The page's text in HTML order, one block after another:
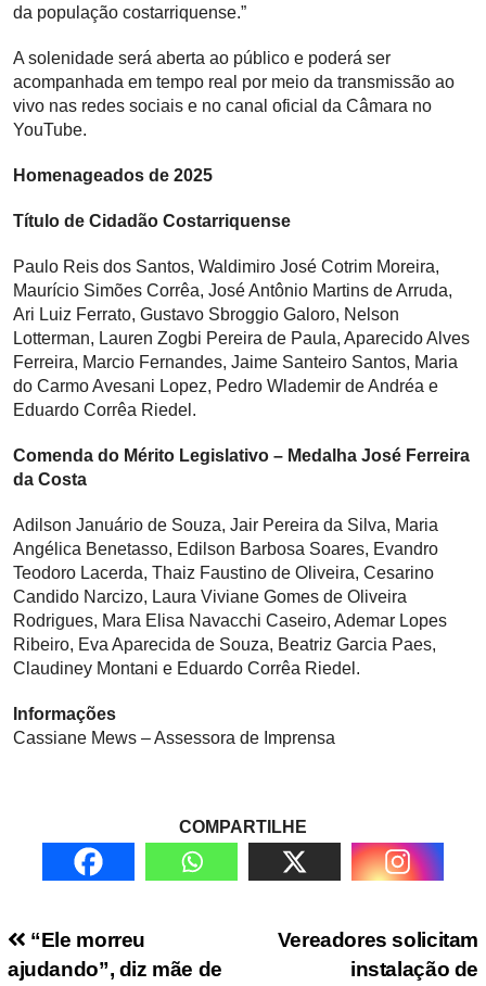
da população costarriquense.”
A solenidade será aberta ao público e poderá ser
acompanhada em tempo real por meio da transmissão ao
vivo nas redes sociais e no canal oficial da Câmara no
YouTube.
Homenageados de 2025
Título de Cidadão Costarriquense
Paulo Reis dos Santos, Waldimiro José Cotrim Moreira,
Maurício Simões Corrêa, José Antônio Martins de Arruda,
Ari Luiz Ferrato, Gustavo Sbroggio Galoro, Nelson
Lotterman, Lauren Zogbi Pereira de Paula, Aparecido Alves
Ferreira, Marcio Fernandes, Jaime Santeiro Santos, Maria
do Carmo Avesani Lopez, Pedro Wlademir de Andréa e
Eduardo Corrêa Riedel.
Comenda do Mérito Legislativo – Medalha José Ferreira
da Costa
Adilson Januário de Souza, Jair Pereira da Silva, Maria
Angélica Benetasso, Edilson Barbosa Soares, Evandro
Teodoro Lacerda, Thaiz Faustino de Oliveira, Cesarino
Candido Narcizo, Laura Viviane Gomes de Oliveira
Rodrigues, Mara Elisa Navacchi Caseiro, Ademar Lopes
Ribeiro, Eva Aparecida de Souza, Beatriz Garcia Paes,
Claudiney Montani e Eduardo Corrêa Riedel.
Informações
Cassiane Mews – Assessora de Imprensa
COMPARTILHE
Navegação de PostVereadores solicitam
instalação de
“Ele morreu
ajudando”, diz mãe de